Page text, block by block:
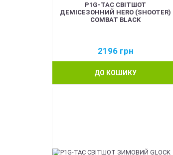
P1G-TAC СВІТШОТ
ДЕМІСЕЗОННИЙ HERO (SHOOTER)
COMBAT BLACK
2196 грн
ДО КОШИКУ